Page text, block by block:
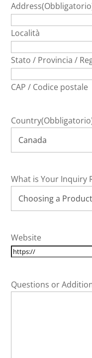
Address
Località
Stato / Provincia /
CAP / Codice postale
Country
What is Your Inquiry
Website
Questions or